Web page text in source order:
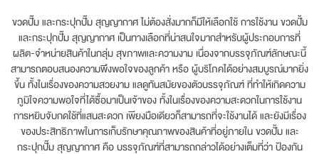
ขวดปั๊ม และกระปุกปั๊ม สุญญากาศ ไม่ต้องสั่งมากก็มีให้เลือกใช้ การใช้งาน ขวดปั้ม
และกระปุกปั๊ม สุญญากาศ เป็นทางเลือกที่น่าสนใจมากสำหรับผู้ประกอบการที่
ผลิต-จำหน่ายสินค้าในกลุ่ม สุขภาพและความงาม เนื่องจากบรรจุภัณฑ์ลักษณะนี้
สามารถตอบสนองความพึงพอใจของลูกค้า หรือ ผู้บริโภคได้อย่างสมบูรณ์มากยิ่ง
ขึ้น ทั้งในเรื่องของความสวยงาม แลดูทันสมัยของตัวบรรจุภัณฑ์ ที่ทำให้เกิดความ
ภูมิใจความพอใจที่ได้ซื้อมาเป็นเจ้าของ ทั้งในเรื่องของความสะดวกในการใช้งาน
การหยิบจับกดใช้ที่แสนสะดวก เพียงมือเดียวก็สามารถที่จะใช้งานได้ และยังมีเรื่อง
ของประสิทธิภาพในการเก็บรักษาคุณภาพของสินค้าที่อยู่ภายใน ขวดปั้ม และ
กระปุกปั๊ม สุญญากาศ คือ บรรจุภัณฑ์ที่สามารถกล่าวได้อย่างเต็มที่ว่า ป้องกัน